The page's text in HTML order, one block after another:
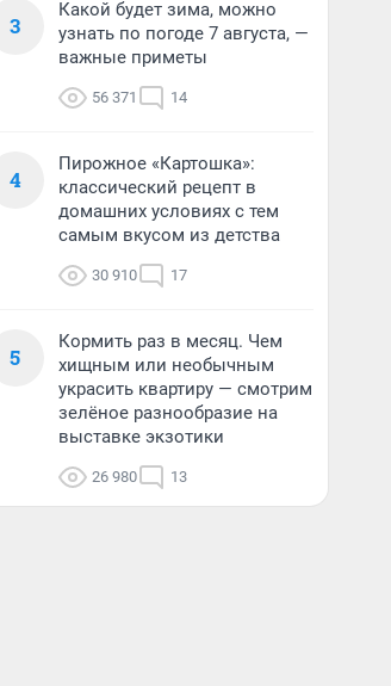
3
Какой будет зима, можно
узнать по погоде 7 августа, —
важные приметы
56 371 14
4
Пирожное «Картошка»:
классический рецепт в
домашних условиях с тем
самым вкусом из детства
30 910 17
5
Кормить раз в месяц. Чем
хищным или необычным
украсить квартиру — смотрим
зелёное разнообразие на
выставке экзотики
26 980 13